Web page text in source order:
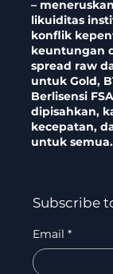
–
likuiditas
konflik
keuntungan
spread raw
untuk Gold,
Berlisensi
dipisahkan,
kecepatan,
untuk semua.
Subscribe
Email *